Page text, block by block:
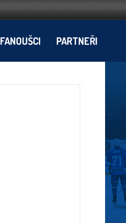
FANOUŠCI PARTNEŘI